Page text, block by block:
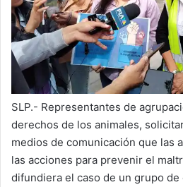
SLP.- Representantes de
derechos de los animales,
medios de comunicación que las
las acciones para prevenir el
difundiera el caso de un grupo